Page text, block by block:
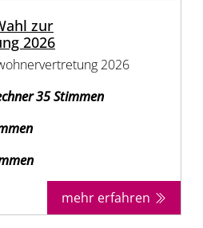
zur
2026
2026
35 Stimmen
mehr erfahren